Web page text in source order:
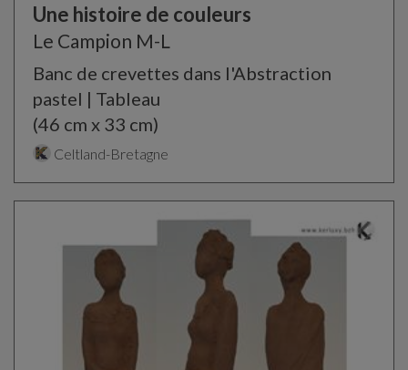
Une histoire de couleurs
Le Campion M-L
Banc de crevettes dans l'Abstraction
pastel | Tableau
(46 cm x 33 cm)
Celtland-Bretagne